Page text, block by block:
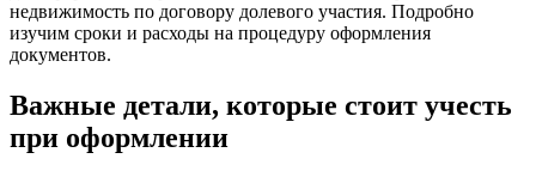
недвижимость по договору долевого участия. Подробно
изучим сроки и расходы на процедуру оформления
документов.
Важные детали, которые стоит учесть
при оформлении